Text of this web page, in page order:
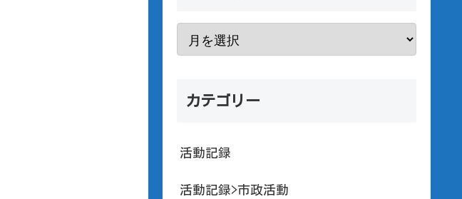
カテゴリー
活動記録
活動記録>市政活動